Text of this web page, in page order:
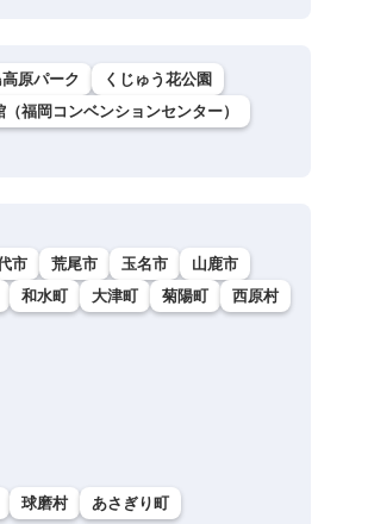
原パーク
くじゅう花公園
福岡コンベンションセンター）
市 荒尾市 玉名市
山鹿市
和水町 大津町 菊陽町
西原村
球磨村 あさぎり町